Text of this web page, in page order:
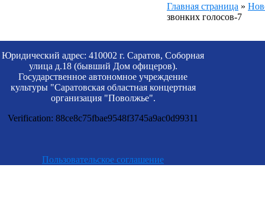
Главная страница »
звонких голосов-7
Юридический адрес: 410002 г. Саратов, Соборная
улица д.18 (бывший Дом офицеров).
Государственное автономное учреждение
культуры "Саратовская областная концертная
организация "Поволжье".
Verification: 88ce8c75fbae9548f3745a9ac0d99311
Пользовательское соглашение